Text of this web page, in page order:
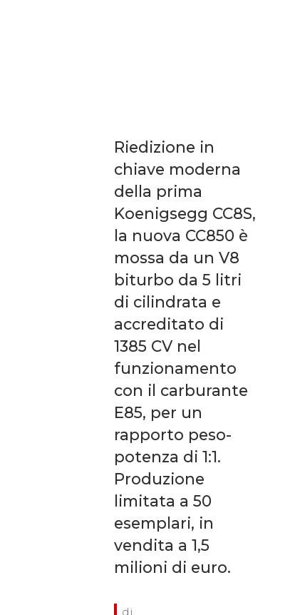
Riedizione in
chiave moderna
della prima
Koenigsegg CC8S,
la nuova CC850 è
mossa da un V8
biturbo da 5 litri
di cilindrata e
accreditato di
1385 CV nel
funzionamento
con il carburante
E85, per un
rapporto peso-
potenza di 1:1.
Produzione
limitata a 50
esemplari, in
vendita a 1,5
milioni di euro.